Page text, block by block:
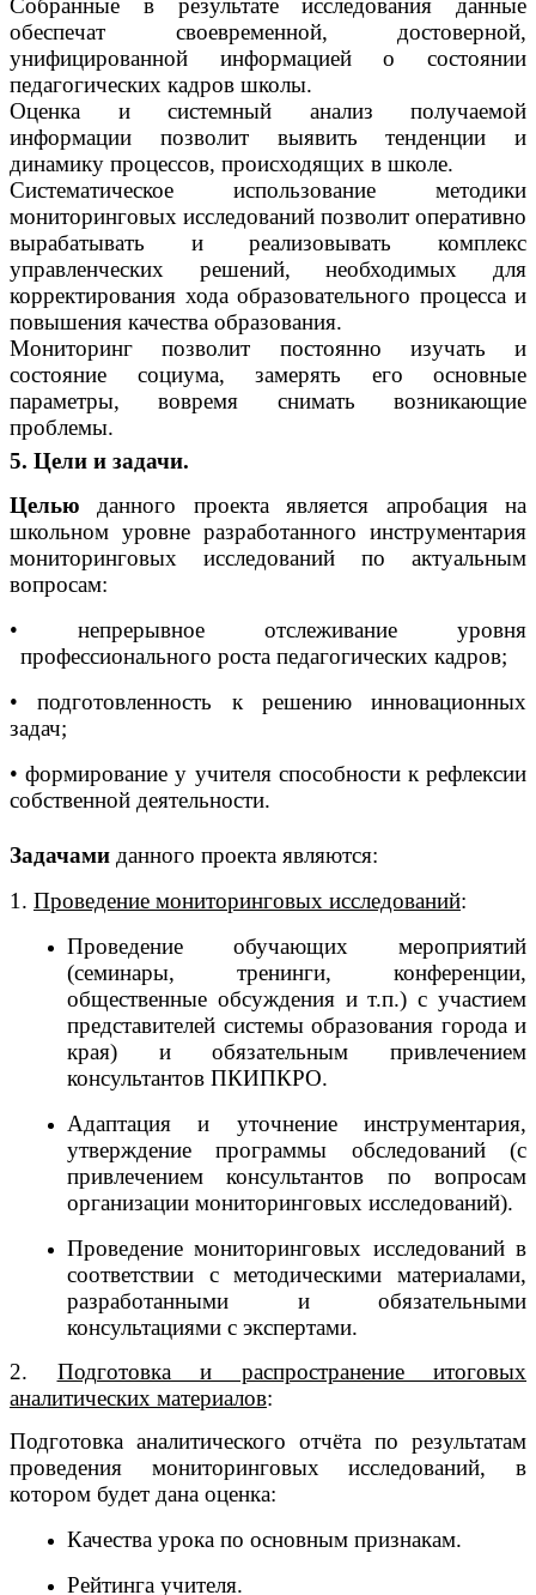
Собранные в результате исследования данные
обеспечат своевременной, достоверной,
унифицированной информацией о состоянии
педагогических кадров школы.
Оценка и системный анализ получаемой
информации позволит выявить тенденции и
динамику процессов, происходящих в школе.
Систематическое использование методики
мониторинговых исследований позволит оперативно
вырабатывать и реализовывать комплекс
управленческих решений, необходимых для
корректирования хода образовательного процесса и
повышения качества образования.
Мониторинг позволит постоянно изучать и
состояние социума, замерять его основные
параметры, вовремя снимать возникающие
проблемы.
5. Цели и задачи.
Целью данного проекта является апробация на
школьном уровне разработанного инструментария
мониторинговых исследований по актуальным
вопросам:
• непрерывное отслеживание уровня
профессионального роста педагогических кадров;
• подготовленность к решению инновационных
задач;
• формирование у учителя способности к рефлексии
собственной деятельности.
Задачами данного проекта являются:
1. Проведение мониторинговых исследований:
Проведение обучающих мероприятий
(семинары, тренинги, конференции,
общественные обсуждения и т.п.) с участием
представителей системы образования города и
края) и обязательным привлечением
консультантов ПКИПКРО.
Адаптация и уточнение инструментария,
утверждение программы обследований (с
привлечением консультантов по вопросам
организации мониторинговых исследований).
Проведение мониторинговых исследований в
соответствии с методическими материалами,
разработанными и обязательными
консультациями с экспертами.
2. Подготовка и распространение итоговых
аналитических материалов:
Подготовка аналитического отчёта по результатам
проведения мониторинговых исследований, в
котором будет дана оценка:
Качества урока по основным признакам.
Рейтинга учителя.